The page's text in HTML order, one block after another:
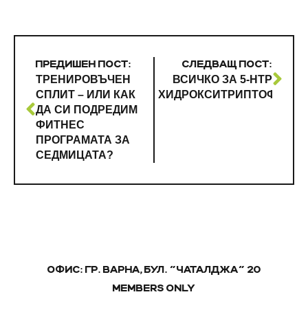
ПРЕДИШЕН ПОСТ:
ТРЕНИРОВЪЧЕН
СПЛИТ – ИЛИ КАК
ДА СИ ПОДРЕДИМ
ФИТНЕС
ПРОГРАМАТА ЗА
СЕДМИЦАТА?
СЛЕДВАЩ ПОСТ:
ВСИЧКО ЗА 5-HTP
ХИДРОКСИТРИПТОФАН
ОФИС: ГР. ВАРНА, БУЛ. "ЧАТАЛДЖА" 20
MEMBERS ONLY